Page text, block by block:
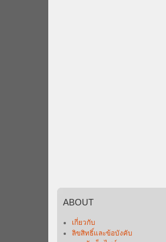
ABOUT
เกี่ยวกับ
ลิขสิทธิ์และข้อบังคับ